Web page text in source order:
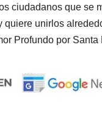
ciudadanos que se
quiere unirlos
Profundo por Santa